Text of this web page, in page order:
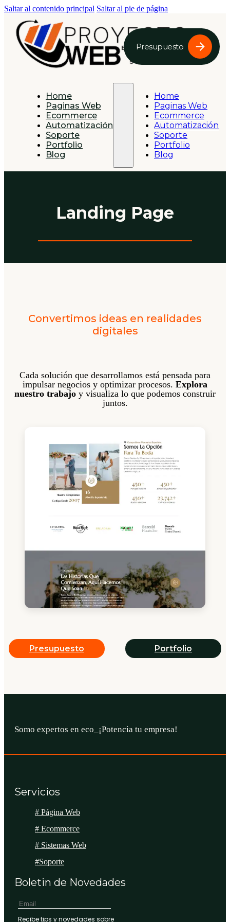
Saltar al contenido principal Saltar al pie de página
Presupuesto
Home
Paginas Web
Ecommerce
Automatización
Soporte
Portfolio
Blog
Home
Paginas Web
Ecommerce
Automatización
Soporte
Portfolio
Blog
Landing Page
Convertimos ideas en realidades
digitales
Cada solución que desarrollamos está pensada para
impulsar negocios y optimizar procesos. Explora
nuestro trabajo y visualiza lo que podemos construir
juntos.
Presupuesto Portfolio
Somo expertos en _¡Potencia tu empresa!
Servicios
# Página Web
# Ecommerce
# Sistemas Web
#Soporte
Boletin de Novedades
Recibe tips y novedades sobre